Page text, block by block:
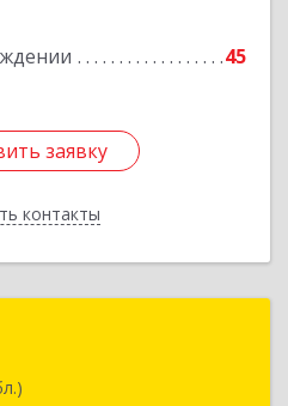
45
заявку
контакты
заявку
обл, Заречный г,